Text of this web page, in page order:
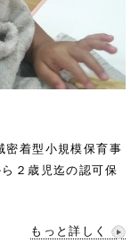
着型小規模保育事
２歳児迄の認可保
もっと詳しく